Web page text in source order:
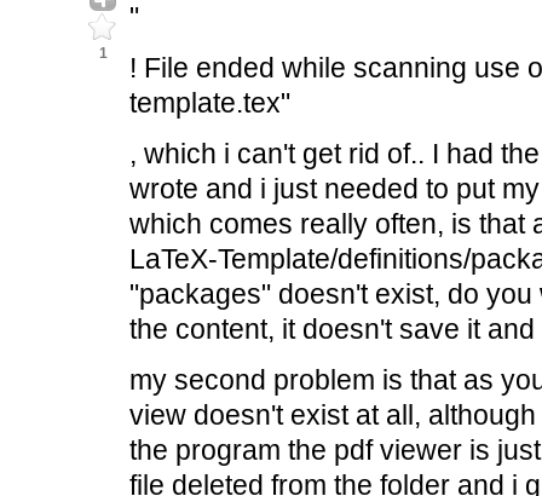
1
"
! File ended while scanning use
template.tex"
, which i can't get rid of.. I had
wrote and i just needed to put
which comes really often, is that
LaTeX-Template/definitions/
"packages" doesn't exist, do
the content, it doesn't save it
my second problem is that as
view doesn't exist at all,
the program the pdf viewer is
file deleted from the folder and i